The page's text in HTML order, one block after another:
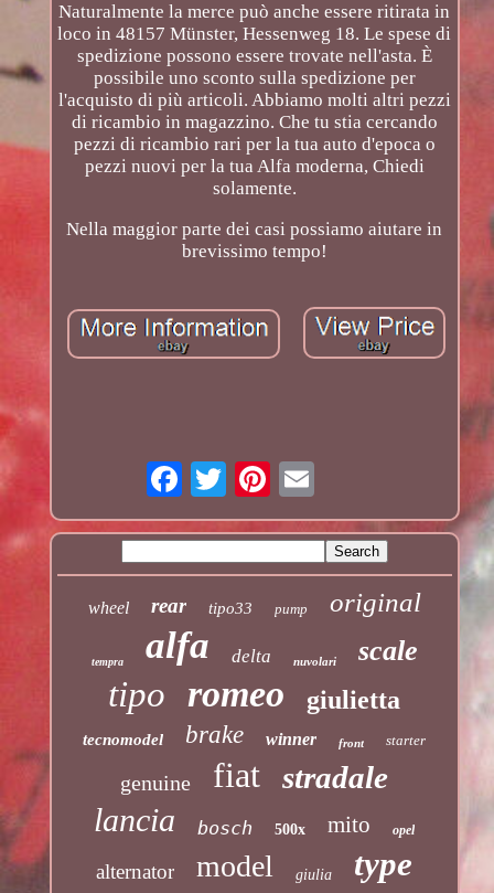
Naturalmente la merce può anche essere ritirata in
loco in 48157 Münster, Hessenweg 18. Le spese di
spedizione possono essere trovate nell'asta. È
possibile uno sconto sulla spedizione per
l'acquisto di più articoli. Abbiamo molti altri pezzi
di ricambio in magazzino. Che tu stia cercando
pezzi di ricambio rari per la tua auto d'epoca o
pezzi nuovi per la tua Alfa moderna, Chiedi
solamente.
Nella maggior parte dei casi possiamo aiutare in
brevissimo tempo!
wheel rear tipo33 pump original
tempra alfa delta nuvolari scale
tipo romeo giulietta
tecnomodel brake winner front starter
genuine fiat stradale
lancia bosch 500x mito opel
alternator model giulia type